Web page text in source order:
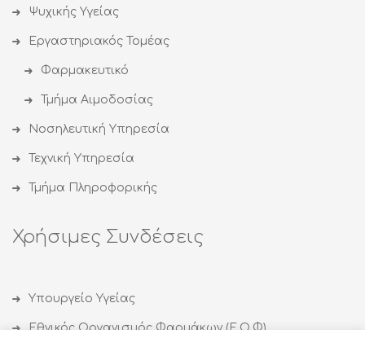
Ψυχικής Υγείας
Εργαστηριακός Τομέας
Φαρμακευτικό
Τμήμα Αιμοδοσίας
Νοσηλευτική Υπηρεσία
Τεχνική Υπηρεσία
Τμήμα Πληροφορικής
Χρήσιμες Συνδέσεις
Υπουργείο Υγείας
Εθνικός Οργανισμός Φαρμάκων (Ε.Ο.Φ)